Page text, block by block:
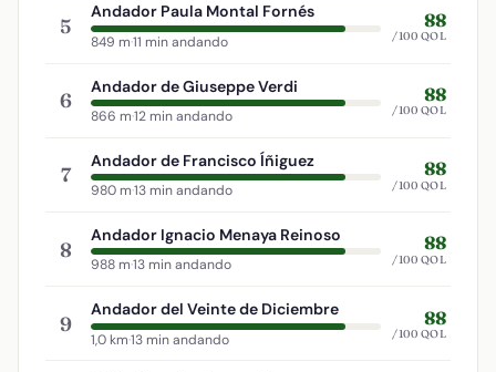
5
Andador Paula Montal Fornés
849 m·11 min andando
88
/100 QOL
6
Andador de Giuseppe Verdi
866 m·12 min andando
88
/100 QOL
7
Andador de Francisco Íñiguez
980 m·13 min andando
88
/100 QOL
8
Andador Ignacio Menaya Reinoso
988 m·13 min andando
88
/100 QOL
9
Andador del Veinte de Diciembre
1,0 km·13 min andando
88
/100 QOL